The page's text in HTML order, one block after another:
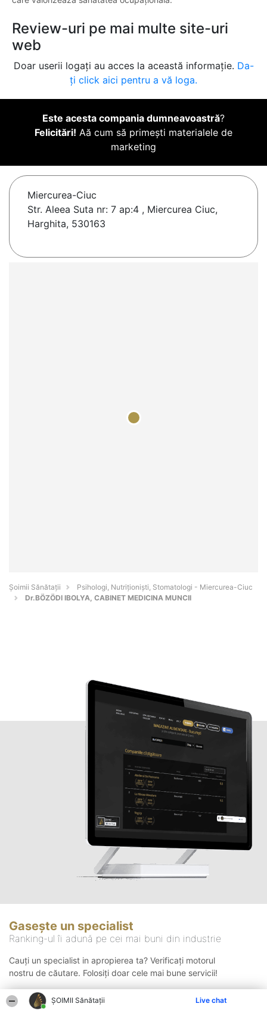
ŞOIMII Sănătații Live chat
Review-uri pe mai multe site-uri
web
Doar userii logați au acces la această informație. Da-
ți click aici pentru a vă loga.
Este acesta compania dumneavoastră?
Felicitări! Aă cum să primești materialele de
marketing
Miercurea-Ciuc
Str. Aleea Suta nr: 7 ap:4 , Miercurea Ciuc,
Harghita, 530163
Şoimii Sănătații
Psihologi, Nutriționiști, Stomatologi - Miercurea-Ciuc
Dr.BÖZÖDI IBOLYA, CABINET MEDICINA MUNCII
Gasește un specialist
Ranking-ul îi adună pe cei mai buni din industrie
Cauți un specialist in apropierea ta? Verificați motorul
nostru de căutare. Folosiți doar cele mai bune servicii!